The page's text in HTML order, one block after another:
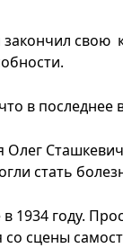
свою
в последнее
стать
1934 году.
сцены